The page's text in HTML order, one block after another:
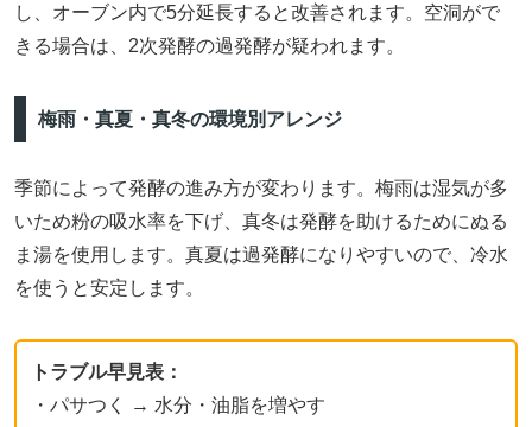
し、オーブン内で5分延長すると改善されます。空洞がで
きる場合は、2次発酵の過発酵が疑われます。
梅雨・真夏・真冬の環境別アレンジ
季節によって発酵の進み方が変わります。梅雨は湿気が多
いため粉の吸水率を下げ、真冬は発酵を助けるためにぬる
ま湯を使用します。真夏は過発酵になりやすいので、冷水
を使うと安定します。
トラブル早見表：
・パサつく → 水分・油脂を増やす